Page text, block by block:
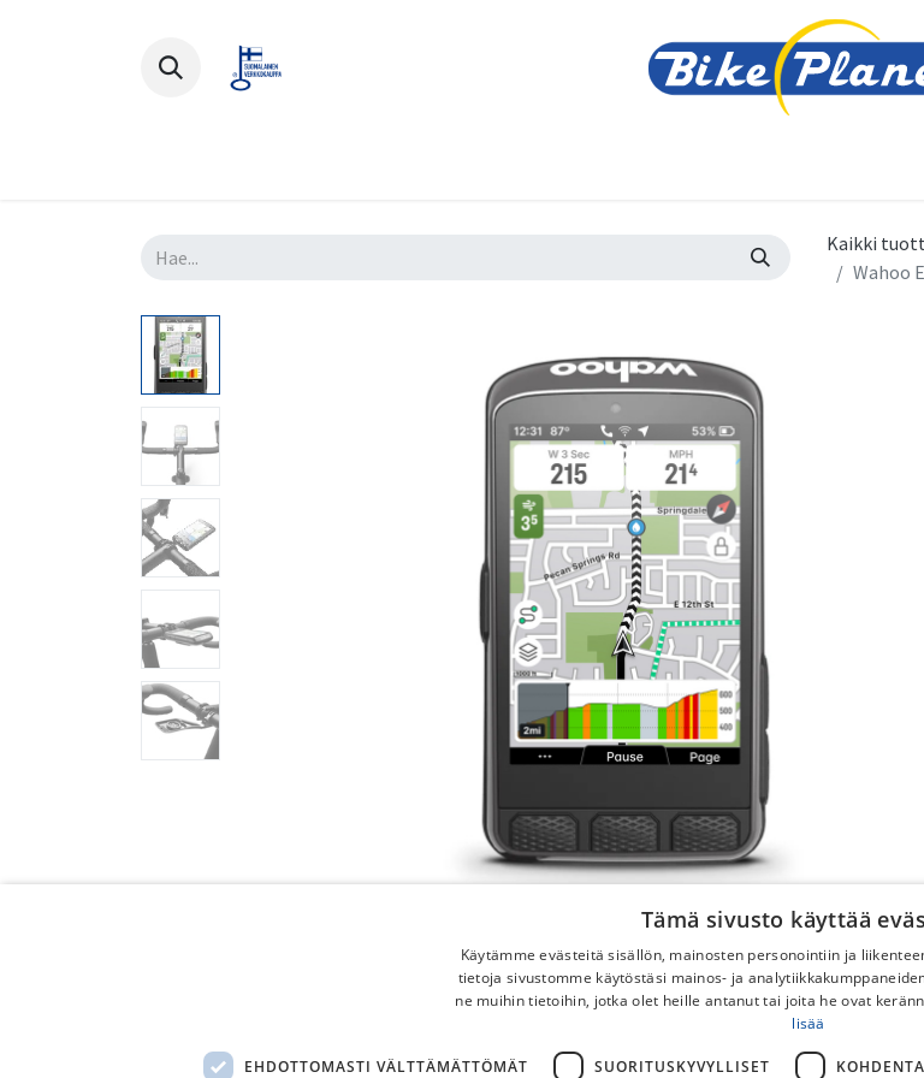
Kaikki
Wahoo
Tämä sivusto käyttää
Käytämme evästeitä sisällön, mainosten personointiin ja
tietoja sivustomme käytöstäsi mainos- ja
ne muihin tietoihin, jotka olet heille antanut tai joita he ovat
lisää
EHDOTTOMASTI VÄLTTÄMÄTTÖMÄT SUORITUSKYVYLLISET